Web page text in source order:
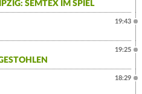
SEMTEX IM SPIEL
19:43
19:25
18:29